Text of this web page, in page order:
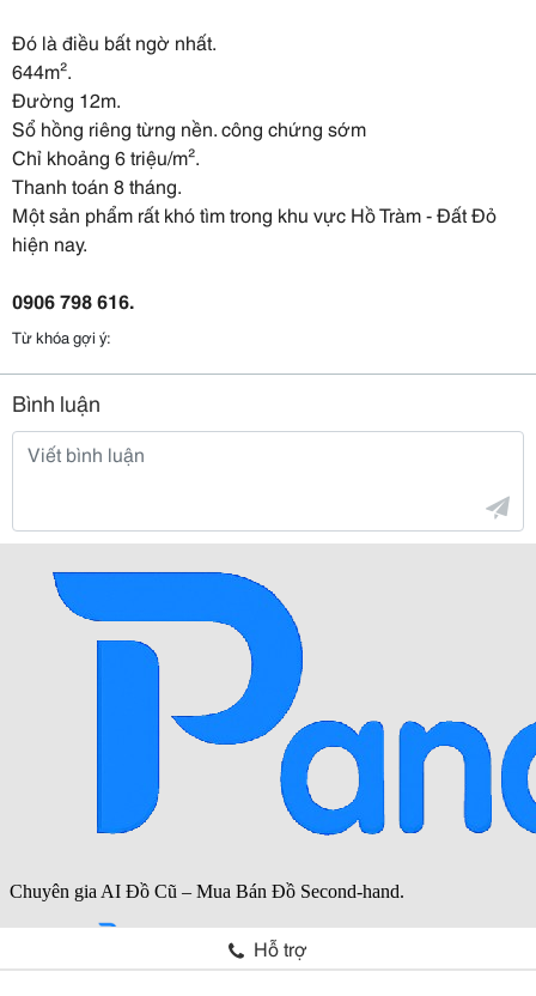
Đó là điều bất ngờ nhất.
644m².
Đường 12m.
Sổ hồng riêng từng nền. công chứng sớm
Chỉ khoảng 6 triệu/m².
Thanh toán 8 tháng.
Một sản phẩm rất khó tìm trong khu vực Hồ Tràm - Đất Đỏ
hiện nay.
0906 798 616.
Từ khóa gợi ý:
Bình luận
Hỗ trợ